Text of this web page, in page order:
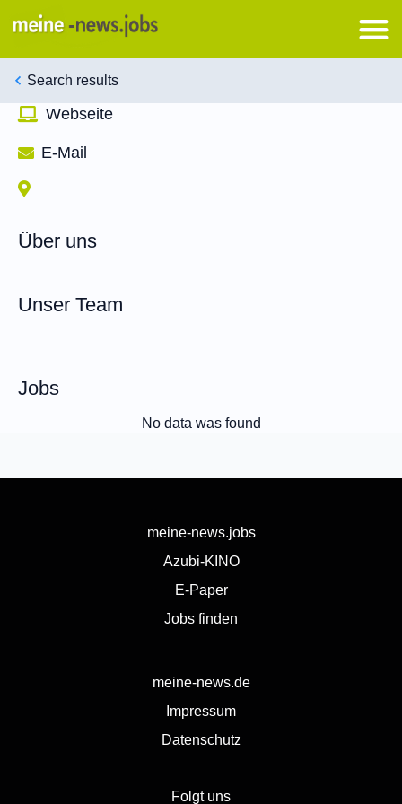
Search results
Webseite
E-Mail
Über uns
Unser Team
Jobs
No data was found
meine-news.jobs
Azubi-KINO
E-Paper
Jobs finden
meine-news.de
Impressum
Datenschutz
Folgt uns